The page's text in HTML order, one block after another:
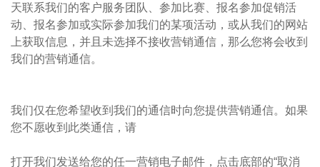
天联系我们的客户服务团队、参加比赛、报名参加促销活
动、报名参加或实际参加我们的某项活动，或从我们的网站
上获取信息，并且未选择不接收营销通信，那么您将会收到
我们的营销通信。
我们仅在您希望收到我们的通信时向您提供营销通信。如果
您不愿收到此类通信，请
打开我们发送给您的任一营销电子邮件，点击底部的“取消